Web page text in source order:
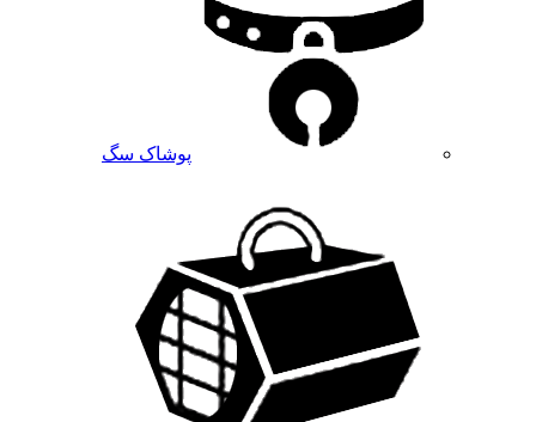
پوشاک سگ